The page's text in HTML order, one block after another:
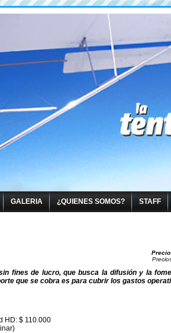
GALERIA ¿QUIENES SOMOS? STAFF
fines de lucro, que busca la difusión y la
que se cobra es para cubrir los gastos
HD: $ 110.000